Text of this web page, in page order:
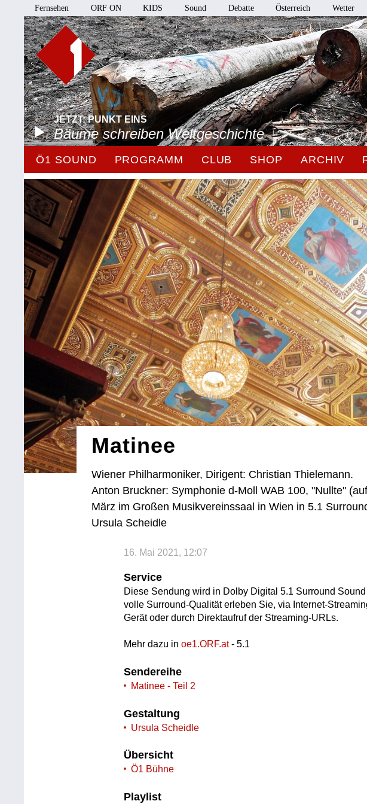
Fernsehen ORF ON KIDS Sound Debatte Österreich Wetter
JETZT: PUNKT EINS
Bäume schreiben Weltgeschichte
Ö1 SOUND PROGRAMM CLUB SHOP ARCHIV
Matinee
Wiener Philharmoniker, Dirigent: Christian Thielemann.
Anton Bruckner: Symphonie d-Moll WAB 100, "Nullte"
März im Großen Musikvereinssaal in Wien in 5.1
Ursula Scheidle
16. Mai 2021, 12:07
Service
Diese Sendung wird in Dolby Digital 5.1 Surround
volle Surround-Qualität erleben Sie, via Internet-
Gerät oder durch Direktaufruf der Streaming-URLs.
Mehr dazu inoe1.ORF.at- 5.1
Sendereihe
Matinee - Teil 2
Gestaltung
Ursula Scheidle
Übersicht
Ö1 Bühne
Playlist